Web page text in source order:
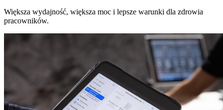
Większa wydajność, większa moc i lepsze warunki dla zdrowia
pracowników.